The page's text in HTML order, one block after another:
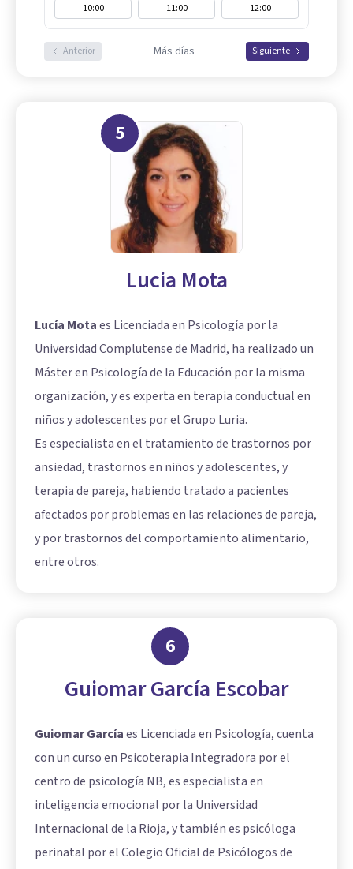
10:00
11:00 12:00
Anterior Más días Siguiente
5
Lucia Mota
Lucía Motaes Licenciada en Psicología por la
Universidad Complutense de Madrid, ha realizado un
Máster en Psicología de la Educación por la misma
organización, y es experta en terapia conductual en
niños y adolescentes por el Grupo Luria.
Es especialista en el tratamiento de trastornos por
ansiedad, trastornos en niños y adolescentes, y
terapia de pareja, habiendo tratado a pacientes
afectados por problemas en las relaciones de pareja,
y por trastornos del comportamiento alimentario,
entre otros.
6
Guiomar García Escobar
Guiomar Garcíaes Licenciada en Psicología, cuenta
con un curso en Psicoterapia Integradora por el
centro de psicología NB, es especialista en
inteligencia emocional por la Universidad
Internacional de la Rioja, y también es psicóloga
perinatal por el Colegio Oficial de Psicólogos de